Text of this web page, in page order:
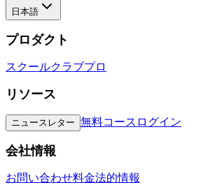
日本語
プロダクト
スクールクラブプロ
リソース
ニュースレター 無料コース ログイン
会社情報
お問い合わせ料金法的情報